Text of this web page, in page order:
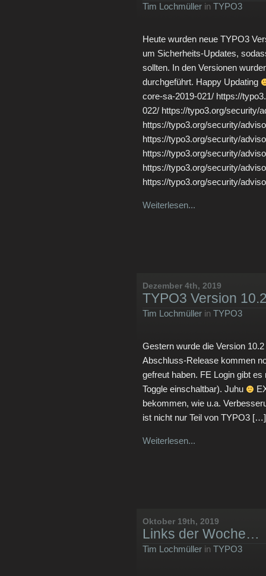
Tim Lochmüller in TYPO3
Heute wurden neue TYPO3
um Sicherheits-Updates,
sollten. In den Versionen
durchgeführt. Happy Updating
core-sa-2019-021/ https://
022/ https://typo3.org/security/
https://typo3.org/security/
https://typo3.org/security/
https://typo3.org/security/
https://typo3.org/security/
https://typo3.org/security/
Weiterlesen...
Dezember 4th, 2019
TYPO3 Version
Tim Lochmüller in TYPO3
Gestern wurde die Version
Abschluss-Release kommen
gefreut haben. FE Login gibt
Toggle einschaltbar). Juhu
bekommen, wie u.a.
ist nicht nur Teil von TYPO3 […]
Weiterlesen...
Oktober 19th, 2019
Links der Woche…
Tim Lochmüller in TYPO3